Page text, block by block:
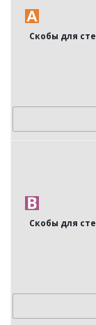
Скобы для
Скобы для